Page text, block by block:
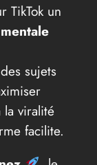
TikTok un
sujets
la viralité
facilite.